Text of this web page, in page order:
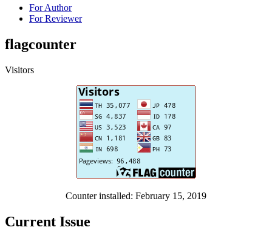
For Author
For Reviewer
flagcounter
Visitors
Counter installed: February 15, 2019
Current Issue